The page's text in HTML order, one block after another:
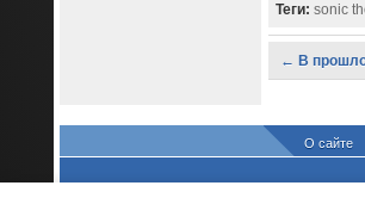
Теги: sonic
← В
О сайте